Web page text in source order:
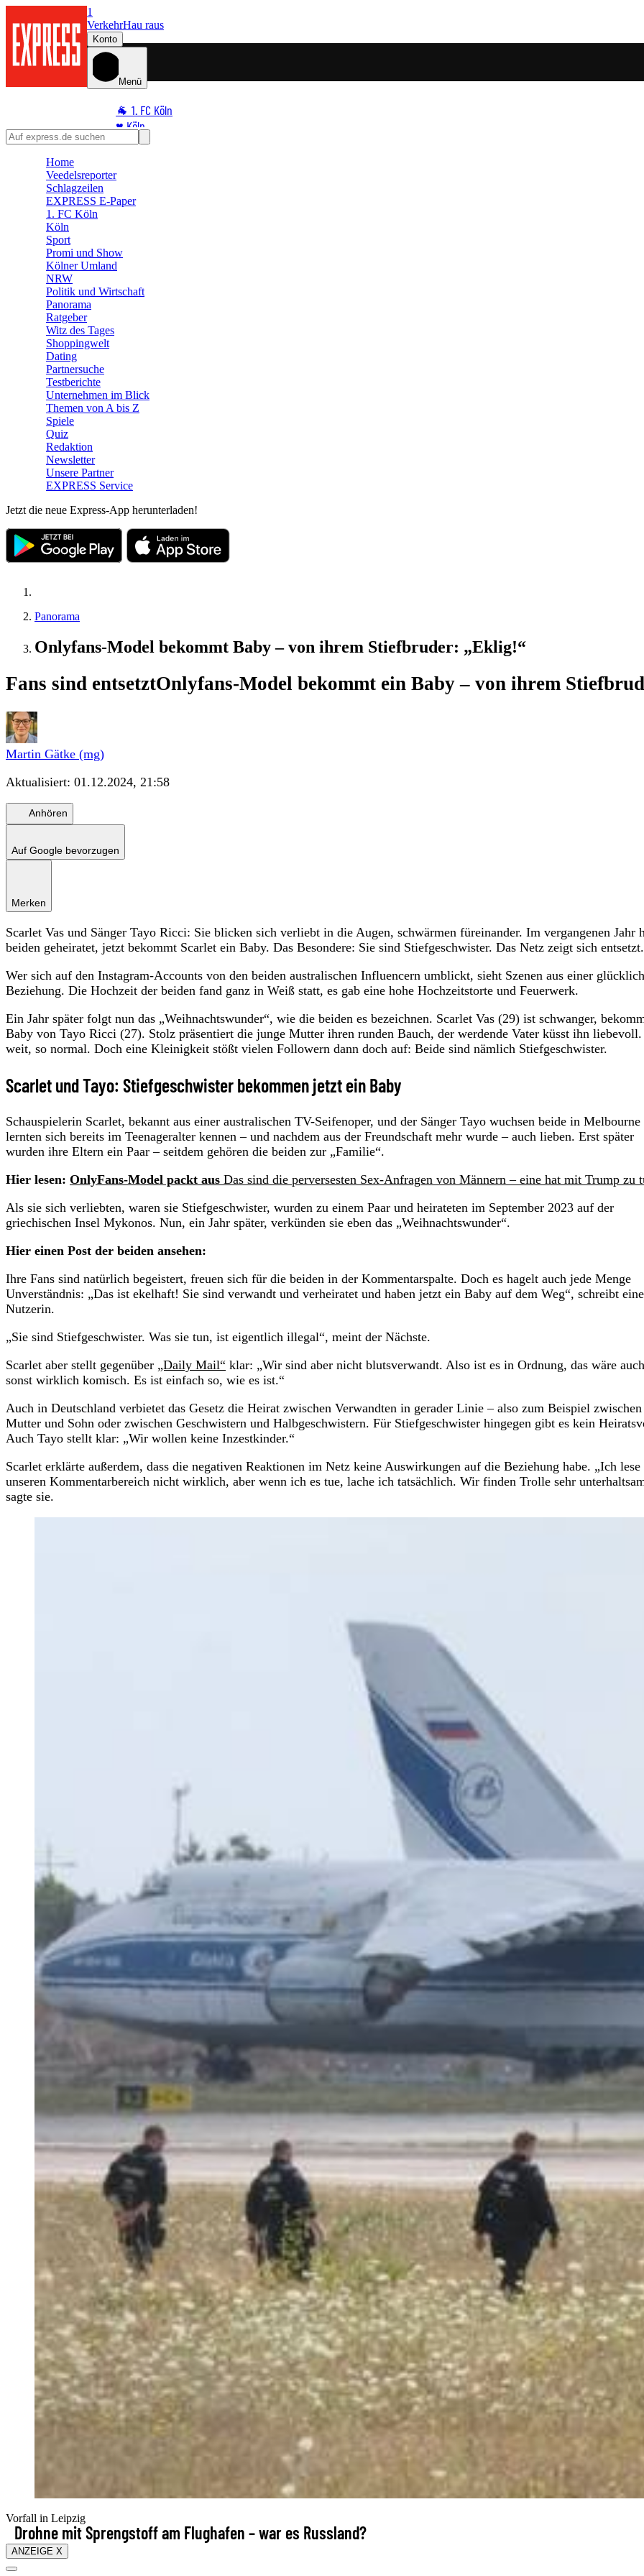
1
VerkehrHau raus
Konto
Menü
🐐 1. FC Köln
♥️ Köln
⭐ Promi
🛒 Shoppingwelt
🧩 Spiele
Home
Veedelsreporter
Schlagzeilen
EXPRESS E-Paper
1. FC Köln
Köln
Sport
Promi und Show
Kölner Umland
NRW
Politik und Wirtschaft
Panorama
Ratgeber
Witz des Tages
Shoppingwelt
Dating
Partnersuche
Testberichte
Unternehmen im Blick
Themen von A bis Z
Spiele
Quiz
Redaktion
Newsletter
Unsere Partner
EXPRESS Service
Jetzt die neue Express-App herunterladen!
Panorama
Onlyfans-Model bekommt Baby – von ihrem Stiefbruder: „Eklig!“
Fans sind entsetztOnlyfans-Model bekommt ein Baby – von ihrem
Martin Gätke (mg)
Aktualisiert: 01.12.2024, 21:58
Anhören
Auf Google bevorzugen
Merken
Scarlet Vas und Sänger Tayo Ricci: Sie blicken sich verliebt in die Augen, schwärmen füreinander. Im vergangenen Jahr
beiden geheiratet, jetzt bekommt Scarlet ein Baby. Das Besondere: Sie sind Stiefgeschwister. Das Netz zeigt sich entsetzt.
Wer sich auf den Instagram-Accounts von den beiden australischen Influencern umblickt, sieht Szenen aus einer
Beziehung. Die Hochzeit der beiden fand ganz in Weiß statt, es gab eine hohe Hochzeitstorte und Feuerwerk.
Ein Jahr später folgt nun das „Weihnachtswunder“, wie die beiden es bezeichnen. Scarlet Vas (29) ist schwanger,
Baby von Tayo Ricci (27). Stolz präsentiert die junge Mutter ihren runden Bauch, der werdende Vater küsst ihn liebevoll.
weit, so normal. Doch eine Kleinigkeit stößt vielen Followern dann doch auf: Beide sind nämlich Stiefgeschwister.
Scarlet und Tayo: Stiefgeschwister bekommen jetzt ein Baby
Schauspielerin Scarlet, bekannt aus einer australischen TV-Seifenoper, und der Sänger Tayo wuchsen beide in Melbourne
lernten sich bereits im Teenageralter kennen – und nachdem aus der Freundschaft mehr wurde – auch lieben. Erst später
wurden ihre Eltern ein Paar – seitdem gehören die beiden zur „Familie“.
Hier lesen: OnlyFans-Model packt aus Das sind die perversesten Sex-Anfragen von Männern – eine hat mit Trump zu
Als sie sich verliebten, waren sie Stiefgeschwister, wurden zu einem Paar und heirateten im September 2023 auf der
griechischen Insel Mykonos. Nun, ein Jahr später, verkünden sie eben das „Weihnachtswunder“.
Hier einen Post der beiden ansehen:
Ihre Fans sind natürlich begeistert, freuen sich für die beiden in der Kommentarspalte. Doch es hagelt auch jede Menge
Unverständnis: „Das ist ekelhaft! Sie sind verwandt und verheiratet und haben jetzt ein Baby auf dem Weg“, schreibt eine
Nutzerin.
„Sie sind Stiefgeschwister. Was sie tun, ist eigentlich illegal“, meint der Nächste.
Scarlet aber stellt gegenüber „Daily Mail“ klar: „Wir sind aber nicht blutsverwandt. Also ist es in Ordnung, das wäre auch
sonst wirklich komisch. Es ist einfach so, wie es ist.“
Auch in Deutschland verbietet das Gesetz die Heirat zwischen Verwandten in gerader Linie – also zum Beispiel zwischen
Mutter und Sohn oder zwischen Geschwistern und Halbgeschwistern. Für Stiefgeschwister hingegen gibt es kein
Auch Tayo stellt klar: „Wir wollen keine Inzestkinder.“
Scarlet erklärte außerdem, dass die negativen Reaktionen im Netz keine Auswirkungen auf die Beziehung habe. „Ich lese
unseren Kommentarbereich nicht wirklich, aber wenn ich es tue, lache ich tatsächlich. Wir finden Trolle sehr
sagte sie.
Vorfall in Leipzig
Drohne mit Sprengstoff am Flughafen – war es Russland?
ANZEIGE X